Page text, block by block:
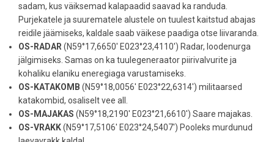
sadam, kus väiksemad kalapaadid saavad ka randuda.
Purjekatele ja suurematele alustele on tuulest kaitstud abajas
reidile jäämiseks, kaldale saab väikese paadiga otse liivaranda.
OS-RADAR (N59°17,6650' E023°23,4110') Radar, loodenurga
jälgimiseks. Samas on ka tuulegeneraator piirivalvurite ja
kohaliku elaniku eneregiaga varustamiseks.
OS-KATAKOMB (N59°18,0056' E023°22,6314') militaarsed
katakombid, osaliselt vee all.
OS-MAJAKAS (N59°18,2190' E023°21,6610') Saare majakas.
OS-VRAKK(N59°17,5106' E023°24,5407') Pooleks murdunud